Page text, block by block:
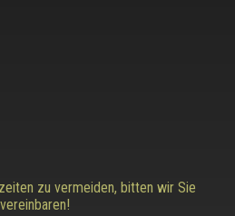
zu vermeiden, bitten wir Sie